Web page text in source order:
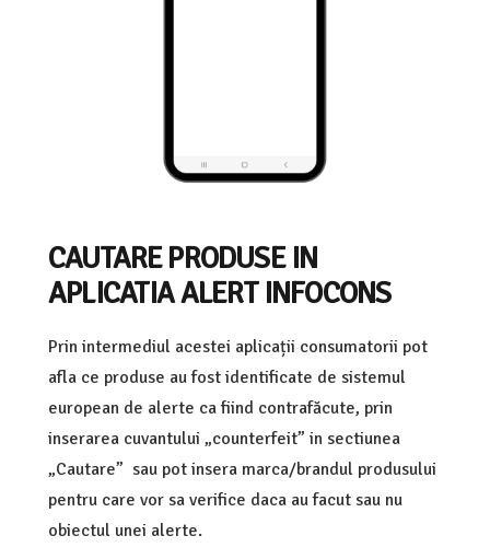
CAUTARE PRODUSE IN
APLICATIA ALERT INFOCONS
Prin intermediul acestei aplicații consumatorii pot
afla ce produse au fost identificate de sistemul
european de alerte ca fiind contrafăcute, prin
inserarea cuvantului „counterfeit” in sectiunea
„Cautare” sau pot insera marca/brandul produsului
pentru care vor sa verifice daca au facut sau nu
obiectul unei alerte.